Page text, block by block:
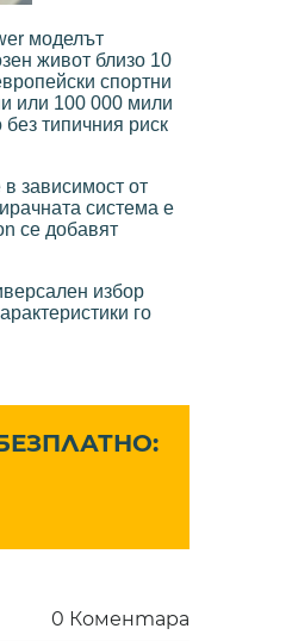
моделът
живот близо 10
спортни
или 100 000 мили
типичния риск
зависимост от
система е
се добавят
избор
го
0 Коментара